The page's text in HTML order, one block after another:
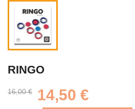
RINGO
16,00 € 14,50 €